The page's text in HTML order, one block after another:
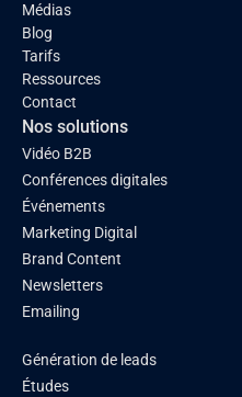
Médias
Blog
Tarifs
Ressources
Contact
Nos solutions
Vidéo B2B
Conférences digitales
Événements
Marketing Digital
Brand Content
Newsletters
Emailing
Génération de leads
Études